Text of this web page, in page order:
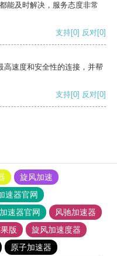
能及时解决，服务态度非常
支持[0] 反对[0]
高速度和安全性的连接，并帮
支持[0] 反对[0]
旋风加速
速器官网
速器官网
风驰加速器
版
旋风加速度器
原子加速器